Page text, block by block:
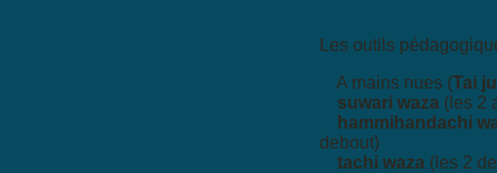
Les outils
A mains nues (Tai
suwari waza (les 2
hammihandachi
debout)
tachi waza (les 2